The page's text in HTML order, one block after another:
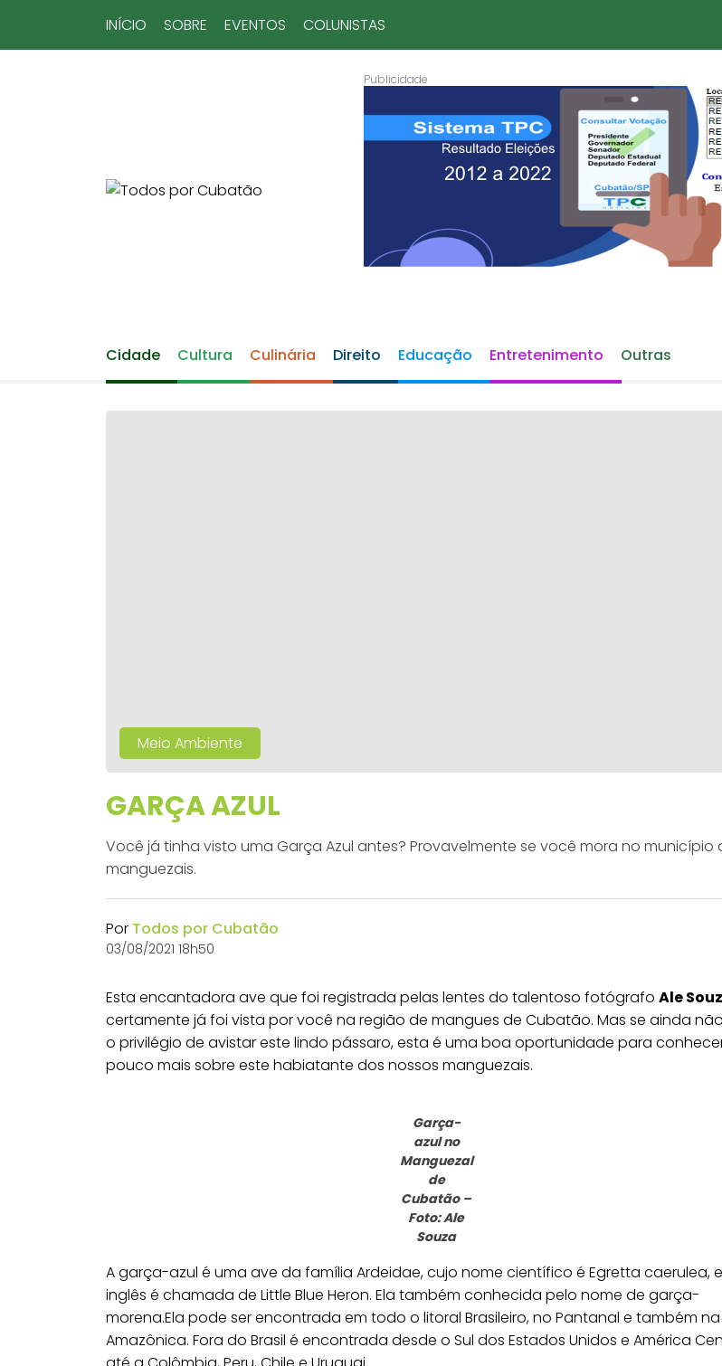
INÍCIO SOBRE EVENTOS COLUNISTAS
Cidade Cultura Culinária Direito Educação Entretenimento Outras
Meio Ambiente
GARÇA AZUL
Você já tinha visto uma Garça Azul antes? Provavelmente se você mora no
manguezais.
Por Todos por Cubatão
03/08/2021 18h50
Esta encantadora ave que foi registrada pelas lentes do talentoso fotógrafo Ale
certamente já foi vista por você na região de mangues de Cubatão. Mas se ainda
o privilégio de avistar este lindo pássaro, esta é uma boa oportunidade para
pouco mais sobre este habiatante dos nossos manguezais.
Garça-
azul no
Manguezal
de
Cubatão –
Foto: Ale
Souza
A garça-azul é uma ave da família Ardeidae, cujo nome científico é Egretta caerulea,
inglês é chamada de Little Blue Heron. Ela também conhecida pelo nome de garça-
morena.Ela pode ser encontrada em todo o litoral Brasileiro, no Pantanal e também
Amazônica. Fora do Brasil é encontrada desde o Sul dos Estados Unidos e América